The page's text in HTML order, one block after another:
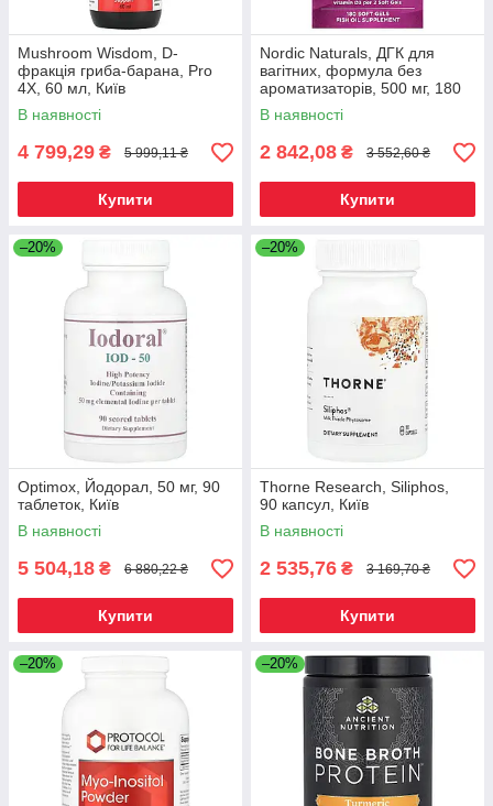
Mushroom Wisdom, D-
фракція гриба-барана, Pro
4X, 60 мл, Київ
В наявності
4 799,29 ₴ 5 999,11 ₴
Купити
Nordic Naturals, ДГК для
вагітних, формула без
ароматизаторів, 500 мг, 180
желатинових капсул, Київ
В наявності
2 842,08 ₴ 3 552,60 ₴
Купити
–20%
Optimox, Йодорал, 50 мг, 90
таблеток, Київ
В наявності
5 504,18 ₴ 6 880,22 ₴
Купити
–20%
Thorne Research, Siliphos,
90 капсул, Київ
В наявності
2 535,76 ₴ 3 169,70 ₴
Купити
–20% –20%